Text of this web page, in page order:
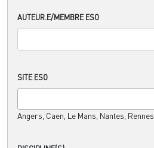
AUTEUR.E/MEMBRE ESO
SITE ESO
Angers, Caen, Le Mans, Nantes, Rennes